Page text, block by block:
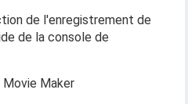
de l'enregistrement de
de la console de
Movie Maker